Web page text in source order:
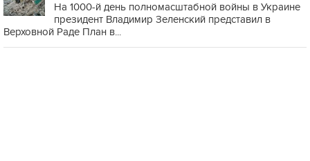
На 1000-й день полномасштабной войны в Украине
президент Владимир Зеленский представил в
Верховной Раде План в...